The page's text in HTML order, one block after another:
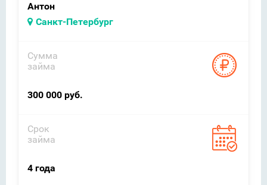
Антон
Санкт-Петербург
Сумма
займа
300 000 руб.
Срок
займа
4 года